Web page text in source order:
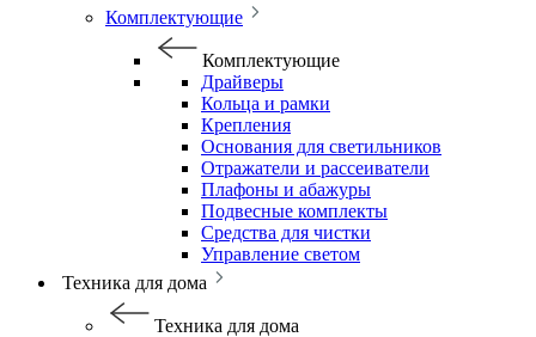
Комплектующие
Комплектующие
Драйверы
Кольца и рамки
Крепления
Основания для светильников
Отражатели и рассеиватели
Плафоны и абажуры
Подвесные комплекты
Средства для чистки
Управление светом
Техника для дома
Техника для дома